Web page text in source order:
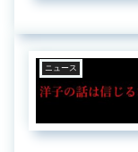
ニュース